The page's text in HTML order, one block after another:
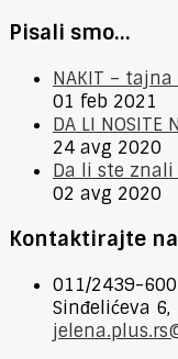
Pisali smo…
NAKIT –
01 feb 2021
DA LI NOSITE
24 avg 2020
Da li ste znali
02 avg 2020
Kontaktirajte
011/2439-600
Sinđelićeva 6,